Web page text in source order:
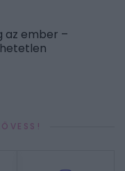
az ember –